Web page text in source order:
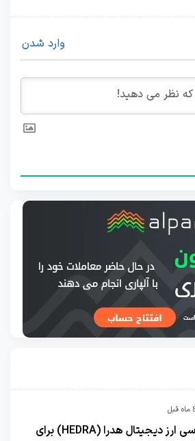
وارد شدن
قبل
بررسی ارز دیجیتال هدرا (HEDRA) برای